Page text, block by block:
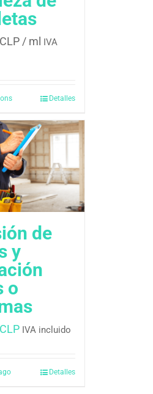
/ ml IVA
Detalles
de
y

o
IVA incluido
Detalles